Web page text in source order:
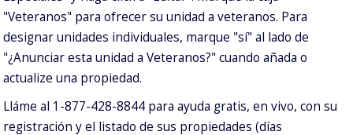
"Veteranos" para ofrecer su unidad a veteranos. Para
designar unidades individuales, marque "sí" al lado de
"¿Anunciar esta unidad a Veteranos?" cuando añada o
actualize una propiedad.
Lláme al 1-877-428-8844 para ayuda gratis, en vivo, con su
registración y el listado de sus propiedades (días